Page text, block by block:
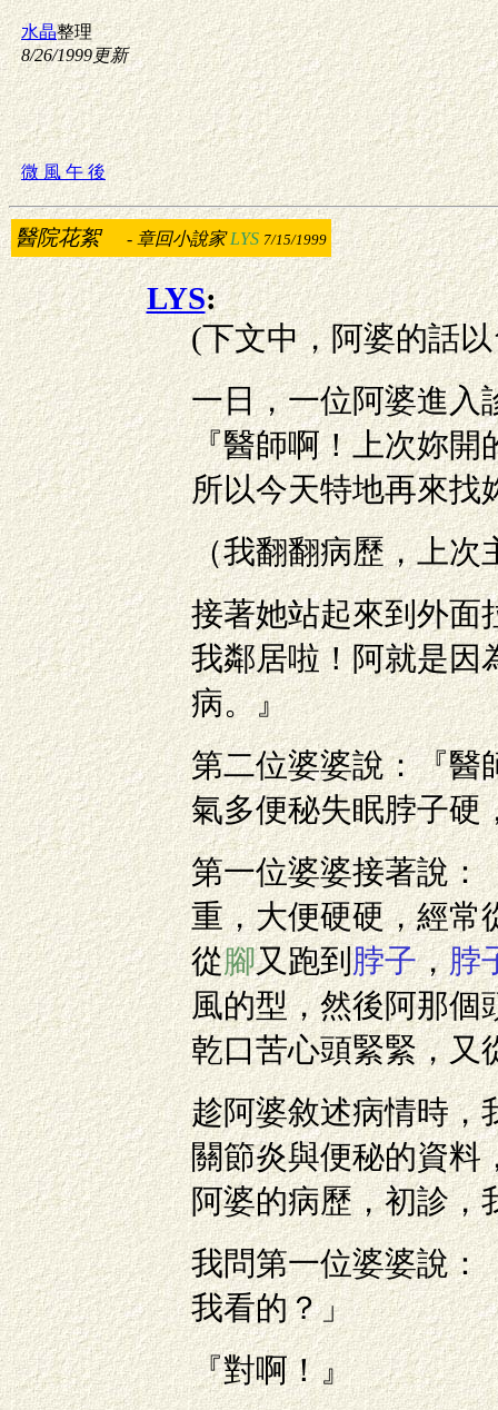
水晶整理
8/26/1999更新
微 風 午 後
醫院花絮- 章回小說家LYS 7/15/1999
LYS:
(下文中，阿婆的話
一日，一位阿婆進入
『醫師啊！上次妳開
所以今天特地再來找
（我翻翻病歷，上次
接著她站起來到外面
我鄰居啦！阿就是因
病。』
第二位婆婆說：『醫
氣多便秘失眠脖子硬
第一位婆婆接著說：
重，大便硬硬，經常
從腳又跑到脖子，脖
風的型，然後阿那個
乾口苦心頭緊緊，
趁阿婆敘述病情時，
關節炎與便秘的資料
阿婆的病歷，初診，
我問第一位婆婆說：
我看的？」
『對啊！』